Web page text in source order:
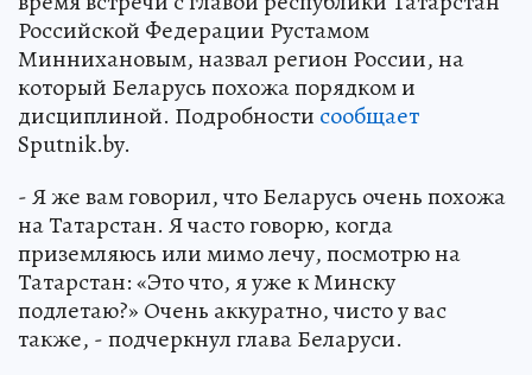
Российской Федерации Рустамом
Миннихановым, назвал регион России, на
который Беларусь похожа порядком и
дисциплиной. Подробности сообщает
Sputnik.by.
- Я же вам говорил, что Беларусь очень похожа
на Татарстан. Я часто говорю, когда
приземляюсь или мимо лечу, посмотрю на
Татарстан: «Это что, я уже к Минску
подлетаю?» Очень аккуратно, чисто у вас
также, - подчеркнул глава Беларуси.